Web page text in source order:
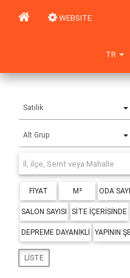
WEBSITE
TR
Satılık
Alt Grup
FIYAT M² ODA
SALON SAYISI SITE IÇERISINDE
DEPREME DAYANIKLI YAPININ
LISTE